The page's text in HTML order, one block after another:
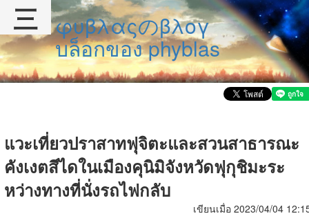
φυβλαςのβλογ
บล็อกของ phyblas
แวะเที่ยวปราสาทฟุจิตะและสวนสาธารณะ
คังเงตสึไดในเมืองคุนิมิจังหวัดฟุกุชิมะระ
หว่างทางที่นั่งรถไฟกลับ
เขียนเมื่อ 2023/04/04
三